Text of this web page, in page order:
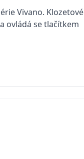
Vivano. Klozetové
ovládá se tlačítkem